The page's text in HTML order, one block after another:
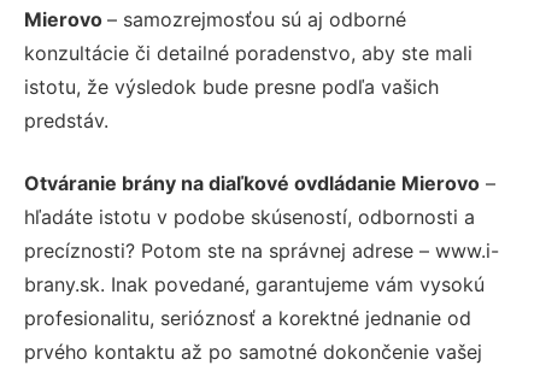
Mierovo – samozrejmosťou sú aj odborné
konzultácie či detailné poradenstvo, aby ste mali
istotu, že výsledok bude presne podľa vašich
predstáv.
Otváranie brány na diaľkové ovdládanie Mierovo –
hľadáte istotu v podobe skúseností, odbornosti a
precíznosti? Potom ste na správnej adrese – www.i-
brany.sk. Inak povedané, garantujeme vám vysokú
profesionalitu, serióznosť a korektné jednanie od
prvého kontaktu až po samotné dokončenie vašej